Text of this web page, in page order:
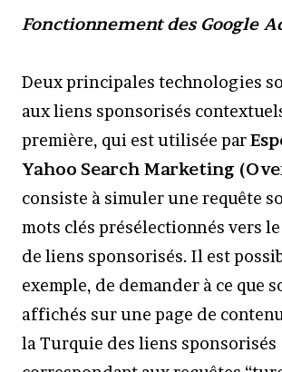
Fonctionnement des Google
Deux principales technologies
aux liens sponsorisés
première, qui est utilisée par
Yahoo Search Marketing
consiste à simuler une requête
mots clés présélectionnés vers
de liens sponsorisés. Il est
exemple, de demander à ce que
affichés sur une page de
la Turquie des liens sponsorisés